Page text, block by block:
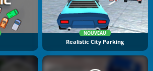
NOUVEAU
Realistic City Parking